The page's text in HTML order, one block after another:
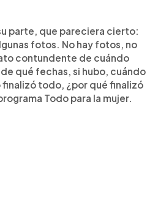
parte, que pareciera cierto:
fotos. No hay fotos, no
contundente de cuándo
qué fechas, si hubo, cuándo
todo, ¿por qué finalizó
Todo para la mujer.